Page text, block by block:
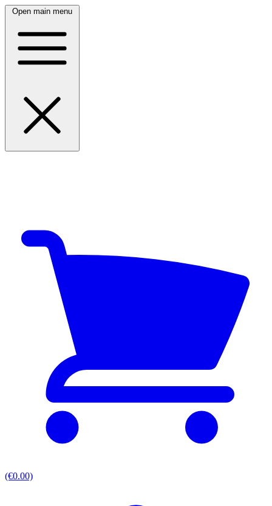
Open main menu
(€0.00)